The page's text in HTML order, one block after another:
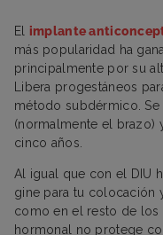
El implante
más popularidad ha
principalmente por su
Libera progestáneos
método subdérmico.
(normalmente el brazo)
cinco años.
Al igual que con el DIU
gine para tu colocación
como en el resto de los
hormonal no protege